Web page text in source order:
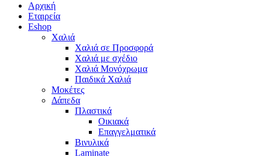
Αρχική
Εταιρεία
Eshop
Χαλιά
Χαλιά σε Προσφορά
Χαλιά με σχέδιο
Χαλιά Μονόχρωμα
Παιδικά Χαλιά
Μοκέτες
Δάπεδα
Πλαστικά
Οικιακά
Επαγγελματικά
Βινυλικά
Laminate